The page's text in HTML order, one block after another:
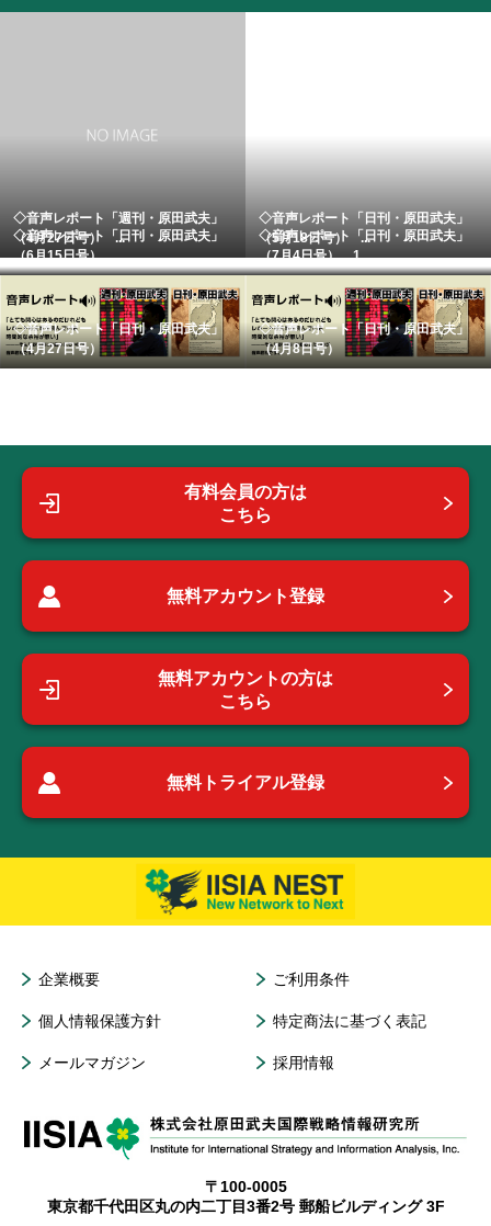
◇音声レポート「週刊・原田武夫」
（4月27日号） ...
◇音声レポート「日刊・原田武夫」
（5月18日号） ...
◇音声レポート「日刊・原田武夫」
（6月15日号） ...
◇音声レポート「日刊・原田武夫」
（7月4日号） 1...
◇音声レポート「日刊・原田武夫」
（4月27日号）
◇音声レポート「日刊・原田武夫」
（4月8日号）
有料会員の方は
こちら
無料アカウント登録
無料アカウントの方は
こちら
無料トライアル登録
企業概要 ご利用条件
個人情報保護方針 特定商法に基づく表記
メールマガジン 採用情報
〒100-0005
東京都千代田区丸の内二丁目3番2号 郵船ビルディング 3F